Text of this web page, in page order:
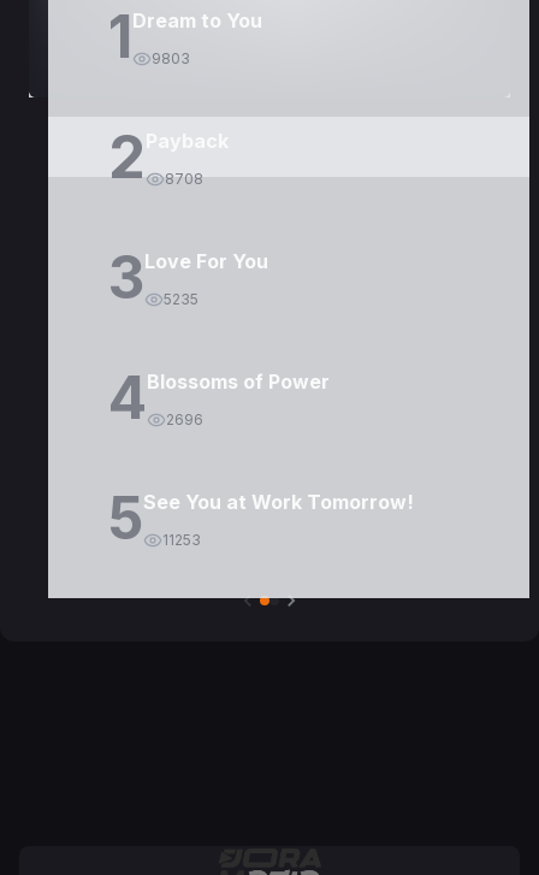
1 Dream to You
9803
2 Payback
8708
3Love For You
5235
4Blossoms of Power
2696
5See You at Work Tomorrow!
11253